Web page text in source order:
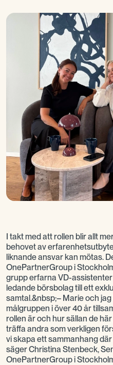
I takt med att rollen blir allt
behovet av
liknande ansvar kan mötas.
OnePartnerGroup i
grupp erfarna VD-
ledande börsbolag till ett
samtal.&nbsp;– Marie och
målgruppen i över 40 år
rollen är och hur sällan de
träffa andra som verkligen
vi skapa ett sammanhang
säger Christina Stenbeck,
OnePartnerGroup i